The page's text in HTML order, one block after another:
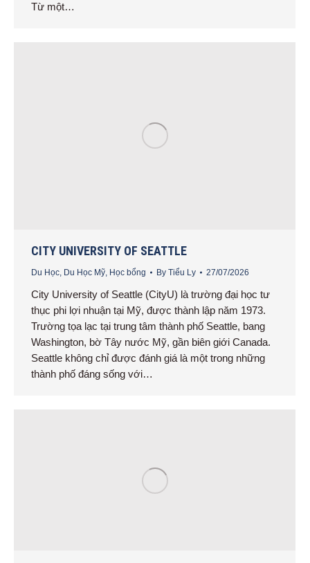
Từ một…
CITY UNIVERSITY OF SEATTLE
Du Học, Du Học Mỹ, Học bổng By Tiểu Ly 27/07/2026
City University of Seattle (CityU) là trường đại học tư
thục phi lợi nhuận tại Mỹ, được thành lập năm 1973.
Trường tọa lạc tại trung tâm thành phố Seattle, bang
Washington, bờ Tây nước Mỹ, gần biên giới Canada.
Seattle không chỉ được đánh giá là một trong những
thành phố đáng sống với…